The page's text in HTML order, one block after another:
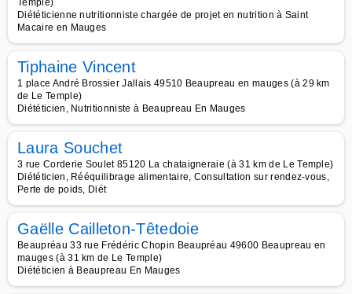
Temple)
Diététicienne nutritionniste chargée de projet en nutrition à Saint
Macaire en Mauges
Tiphaine Vincent
1 place André Brossier Jallais 49510 Beaupreau en mauges (à 29 km
de Le Temple)
Diététicien, Nutritionniste à Beaupreau En Mauges
Laura Souchet
3 rue Corderie Soulet 85120 La chataigneraie (à 31 km de Le Temple)
Diététicien, Rééquilibrage alimentaire, Consultation sur rendez-vous,
Perte de poids, Diét
Gaëlle Cailleton-Têtedoie
Beaupréau 33 rue Frédéric Chopin Beaupréau 49600 Beaupreau en
mauges (à 31 km de Le Temple)
Diététicien à Beaupreau En Mauges